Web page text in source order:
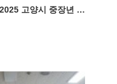
(주)체크온, ‘2025 고양시 중장년 일자리 박람회’ 성료